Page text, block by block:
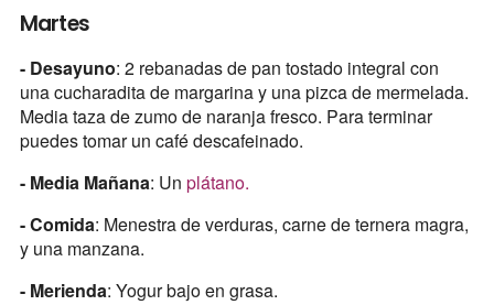
Martes
- Desayuno: 2 rebanadas de pan tostado integral con
una cucharadita de margarina y una pizca de mermelada.
Media taza de zumo de naranja fresco. Para terminar
puedes tomar un café descafeinado.
- Media Mañana: Un plátano.
- Comida: Menestra de verduras, carne de ternera magra,
y una manzana.
- Merienda: Yogur bajo en grasa.